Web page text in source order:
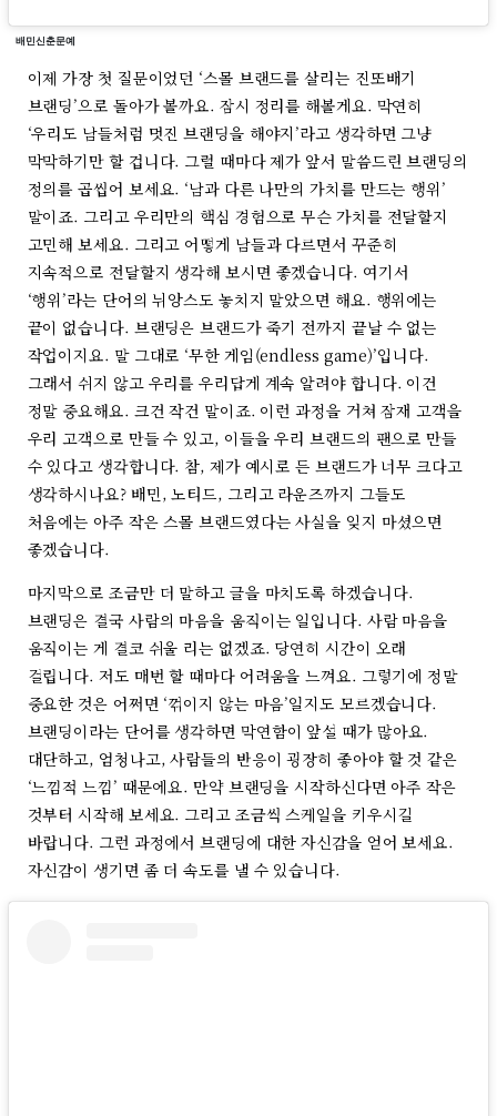
배민신춘문예
이제 가장 첫 질문이었던 ‘스몰 브랜드를 살리는 진또배기
브랜딩’으로 돌아가 볼까요. 잠시 정리를 해볼게요. 막연히
‘우리도 남들처럼 멋진 브랜딩을 해야지’라고 생각하면 그냥
막막하기만 할 겁니다. 그럴 때마다 제가 앞서 말씀드린 브랜딩의
정의를 곱씹어 보세요. ‘남과 다른 나만의 가치를 만드는 행위’
말이죠. 그리고 우리만의 핵심 경험으로 무슨 가치를 전달할지
고민해 보세요. 그리고 어떻게 남들과 다르면서 꾸준히
지속적으로 전달할지 생각해 보시면 좋겠습니다. 여기서
‘행위’라는 단어의 뉘앙스도 놓치지 말았으면 해요. 행위에는
끝이 없습니다. 브랜딩은 브랜드가 죽기 전까지 끝날 수 없는
작업이지요. 말 그대로 ‘무한 게임(endless game)’입니다.
그래서 쉬지 않고 우리를 우리답게 계속 알려야 합니다. 이건
정말 중요해요. 크건 작건 말이죠. 이런 과정을 거쳐 잠재 고객을
우리 고객으로 만들 수 있고, 이들을 우리 브랜드의 팬으로 만들
수 있다고 생각합니다. 참, 제가 예시로 든 브랜드가 너무 크다고
생각하시나요? 배민, 노티드, 그리고 라운즈까지 그들도
처음에는 아주 작은 스몰 브랜드였다는 사실을 잊지 마셨으면
좋겠습니다.
마지막으로 조금만 더 말하고 글을 마치도록 하겠습니다.
브랜딩은 결국 사람의 마음을 움직이는 일입니다. 사람 마음을
움직이는 게 결코 쉬울 리는 없겠죠. 당연히 시간이 오래
걸립니다. 저도 매번 할 때마다 어려움을 느껴요. 그렇기에 정말
중요한 것은 어쩌면 ‘꺾이지 않는 마음’일지도 모르겠습니다.
브랜딩이라는 단어를 생각하면 막연함이 앞설 때가 많아요.
대단하고, 엄청나고, 사람들의 반응이 굉장히 좋아야 할 것 같은
‘느낌적 느낌’ 때문에요. 만약 브랜딩을 시작하신다면 아주 작은
것부터 시작해 보세요. 그리고 조금씩 스케일을 키우시길
바랍니다. 그런 과정에서 브랜딩에 대한 자신감을 얻어 보세요.
자신감이 생기면 좀 더 속도를 낼 수 있습니다.